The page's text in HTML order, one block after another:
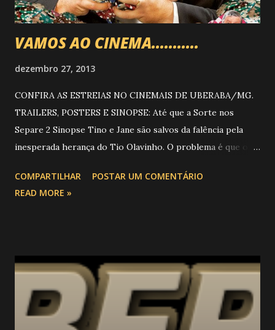
VAMOS AO CINEMA...........
dezembro 27, 2013
CONFIRA AS ESTREIAS NO CINEMAIS DE UBERABA/MG.
TRAILERS, POSTERS E SINOPSE: Até que a Sorte nos
Separe 2 Sinopse Tino e Jane são salvos da falência pela
inesperada herança do Tio Olavinho. O problema é que o
suas cinzas sejam lançadas no Grand Canyon. Aproveitando
a viagem, o casal resolve dar uma esticadinha em Las Vegas,
HORÁRIO DE EXIBIÇÃO 14h20, 16h30, 18h40, 20h50 A
15h10, 17h20, 19h30, 21h40 Carrie - A Estranha Sinopse
Carrie retrata um grande desastre ocorrido na cidade
americana de Chamberlain, Maine, destruída pela jovem
COMPARTILHAR
POSTAR UM COMENTÁRIO
READ MORE »